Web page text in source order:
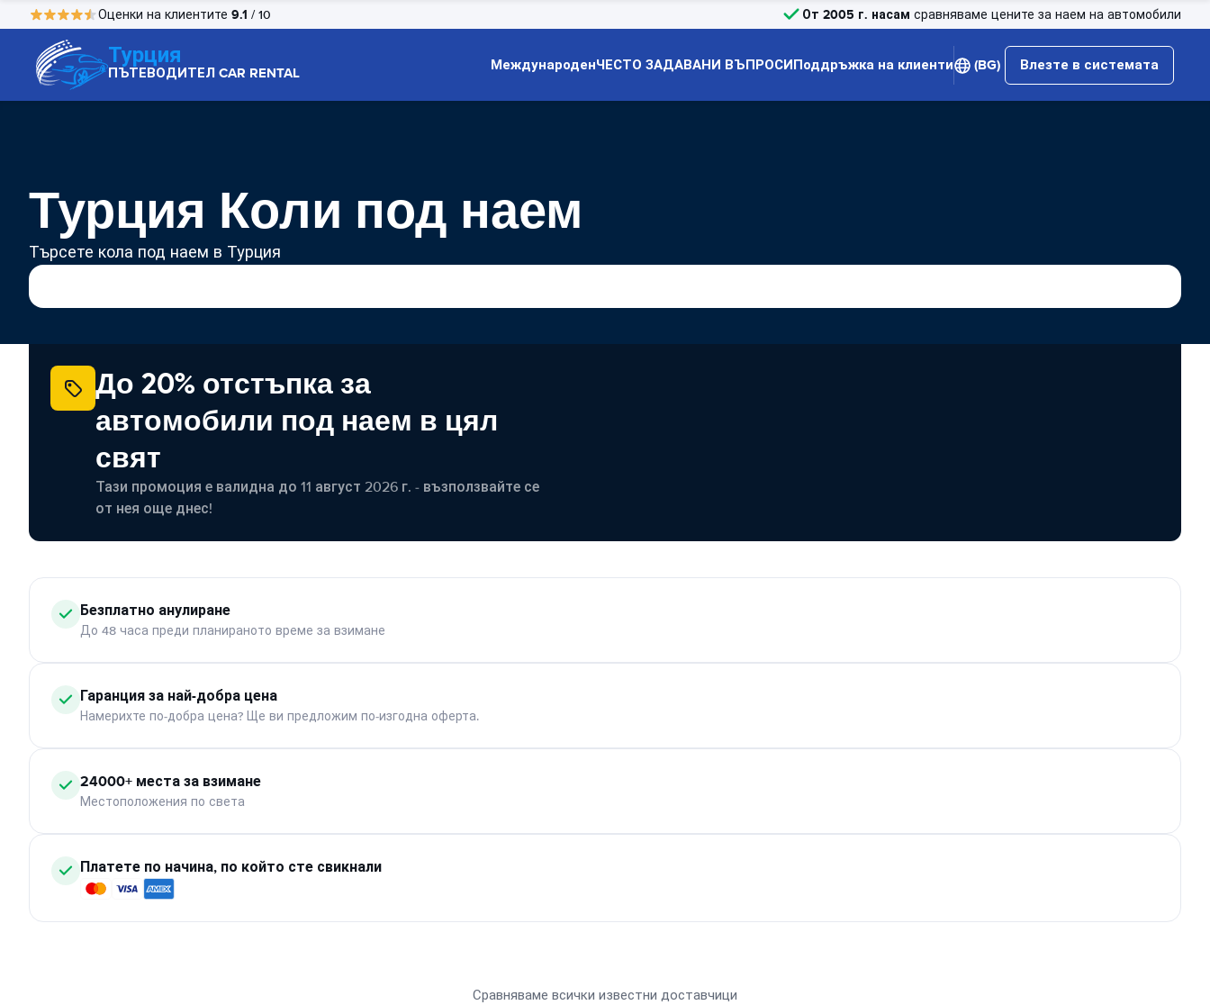
Оценки на клиентите 9.1 / 10 От 2005 г. насам сравняваме цените за наем на автомобили
Турция
ПЪТЕВОДИТЕЛ CAR RENTAL МеждународенЧЕСТО ЗАДАВАНИ ВЪПРОСИПоддръжка на клиенти (BG) Влезте в системата
Турция Коли под наем
Търсете кола под наем в Турция
До 20% отстъпка за
автомобили под наем в цял
свят
Тази промоция е валидна до 11 август 2026 г. - възползвайте се
от нея още днес!
Безплатно анулиране
До 48 часа преди планираното време за взимане
Гаранция за най-добра цена
Намерихте по-добра цена? Ще ви предложим по-изгодна оферта.
24000+ места за взимане
Местоположения по света
Платете по начина, по който сте свикнали
Сравняваме всички известни доставчици